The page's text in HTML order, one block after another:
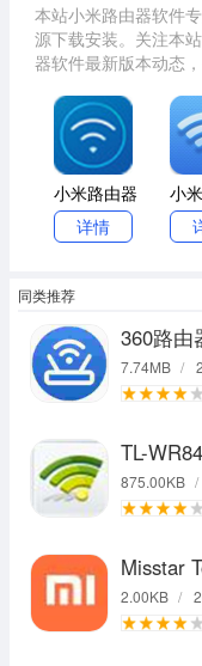
本站小米路由器软件
源下载安装。关注本
器软件最新版本动态
小米路由器
详情
同类推荐
360路由
7.74MB /
TL-
875.00KB /
Misstar
2.00KB /